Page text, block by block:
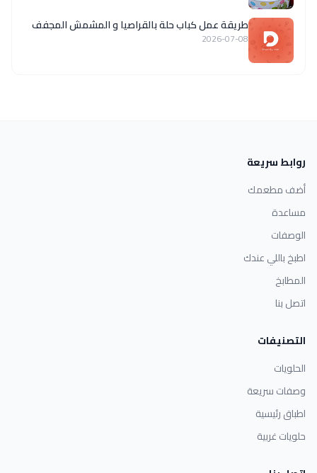
طريقة عمل كباب حلة بالقراصيا و المشمش المجفف
2026-07-08
روابط سريعة
أضف مطعمك
مساعدة
الوصفات
اطبخ باللي عندك
المطابخ
اتصل بنا
التصنيفات
الحلويات
وصفات سريعة
اطباق رئيسية
حلويات غربية